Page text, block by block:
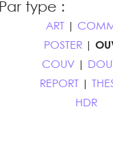
Par type :
ART
POSTER|
COUV
REPORT
HDR